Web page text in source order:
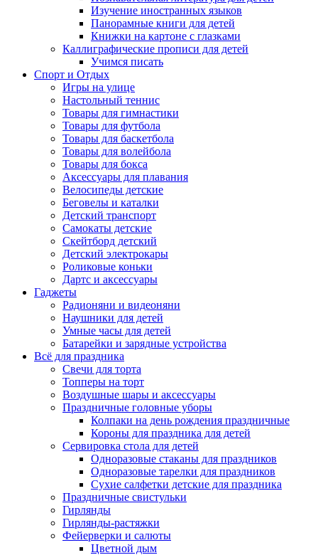
Изучение иностранных языков
Панорамные книги для детей
Книжки на картоне с глазками
Каллиграфические прописи для детей
Учимся писать
Спорт и Отдых
Игры на улице
Настольный теннис
Товары для гимнастики
Товары для футбола
Товары для баскетбола
Товары для волейбола
Товары для бокса
Аксессуары для плавания
Велосипеды детские
Беговелы и каталки
Детский транспорт
Самокаты детские
Скейтборд детский
Детский электрокары
Роликовые коньки
Дартс и аксессуары
Гаджеты
Радионяни и видеоняни
Наушники для детей
Умные часы для детей
Батарейки и зарядные устройства
Всё для праздника
Свечи для торта
Топперы на торт
Воздушные шары и аксессуары
Праздничные головные уборы
Колпаки на день рождения праздничные
Короны для праздника для детей
Сервировка стола для детей
Одноразовые стаканы для праздников
Одноразовые тарелки для праздников
Сухие салфетки детские для праздника
Праздничные свистульки
Гирлянды
Гирлянды-растяжки
Фейерверки и салюты
Цветной дым